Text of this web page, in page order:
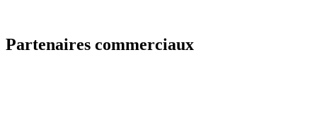
Partenaires commerciaux